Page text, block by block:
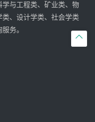

与工程类、矿业类、物
、设计学类、社会学类
务。